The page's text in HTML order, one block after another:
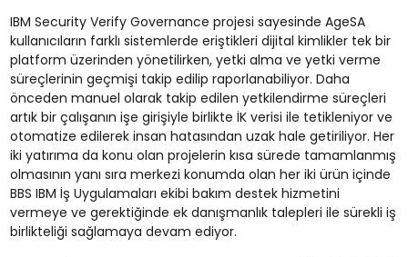
IBM Security Verify Governance projesi sayesinde AgeSA
kullanıcıların farklı sistemlerde eriştikleri dijital kimlikler tek bir
platform üzerinden yönetilirken, yetki alma ve yetki verme
süreçlerinin geçmişi takip edilip raporlanabiliyor. Daha
önceden manuel olarak takip edilen yetkilendirme süreçleri
artık bir çalışanın işe girişiyle birlikte İK verisi ile tetikleniyor ve
otomatize edilerek insan hatasından uzak hale getiriliyor. Her
iki yatırıma da konu olan projelerin kısa sürede tamamlanmış
olmasının yanı sıra merkezi konumda olan her iki ürün içinde
BBS IBM İş Uygulamaları ekibi bakım destek hizmetini
vermeye ve gerektiğinde ek danışmanlık talepleri ile sürekli iş
birlikteliği sağlamaya devam ediyor.